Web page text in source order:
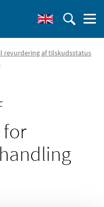
revurdering af tilskudsstatus